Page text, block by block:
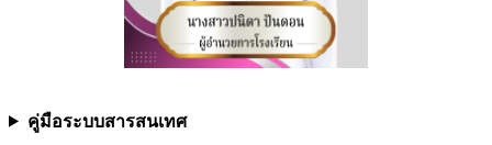
คู่มือระบบสารสนเทศ